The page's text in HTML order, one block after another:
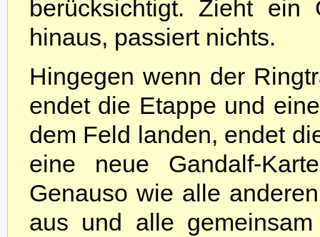
berücksichtigt. Zieht ein
hinaus, passiert nichts.
Hingegen wenn der
endet die Etappe und
dem Feld landen, endet
eine neue Gandalf-
Genauso wie alle
aus und alle